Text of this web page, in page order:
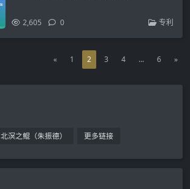
2,605 0 专利
« 1 2 3 4 ... 6 »
北溟之鲲（朱振德） 更多链接